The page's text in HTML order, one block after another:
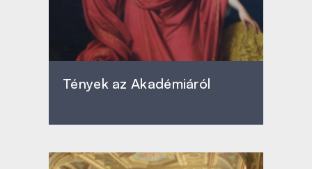
Tények az Akadémiáról